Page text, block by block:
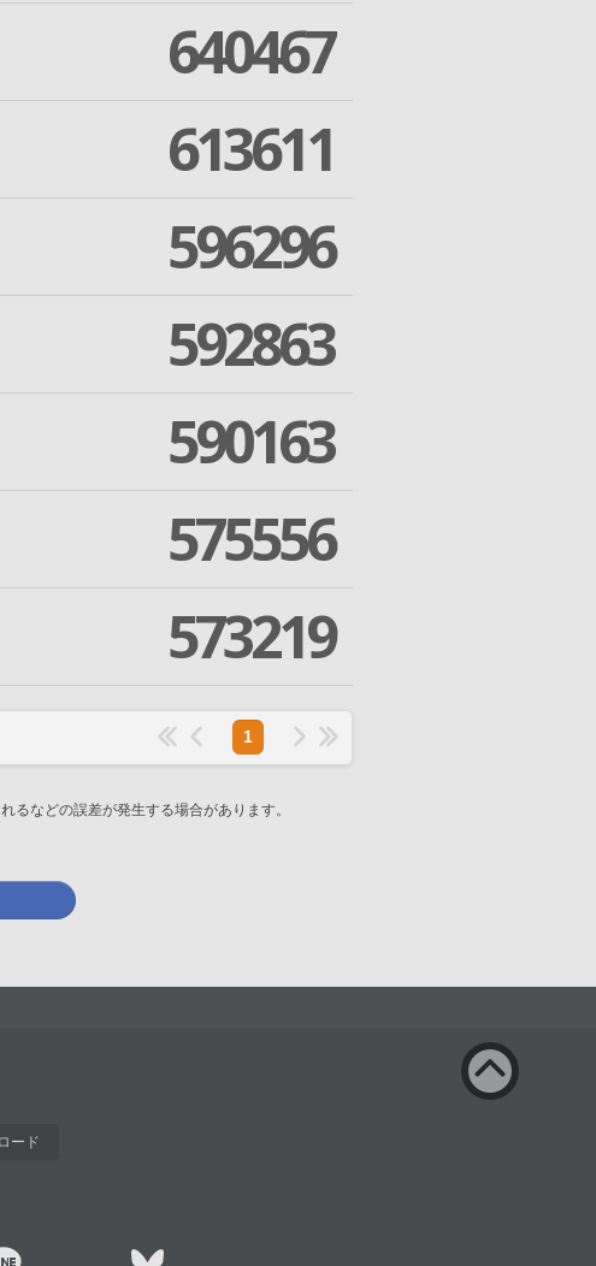
640467
613611
596296
592863
590163
575556
573219
1
などの誤差が発生する場合があります。
ード